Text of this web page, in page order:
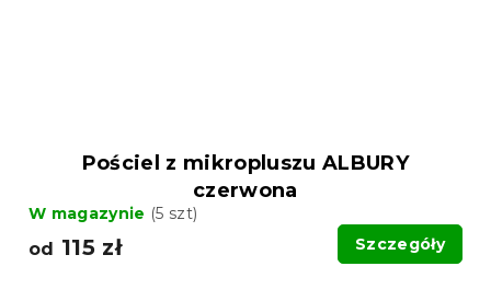
Pościel z mikropluszu ALBURY
czerwona
W magazynie (5 szt)
od 115 zł Szczegóły